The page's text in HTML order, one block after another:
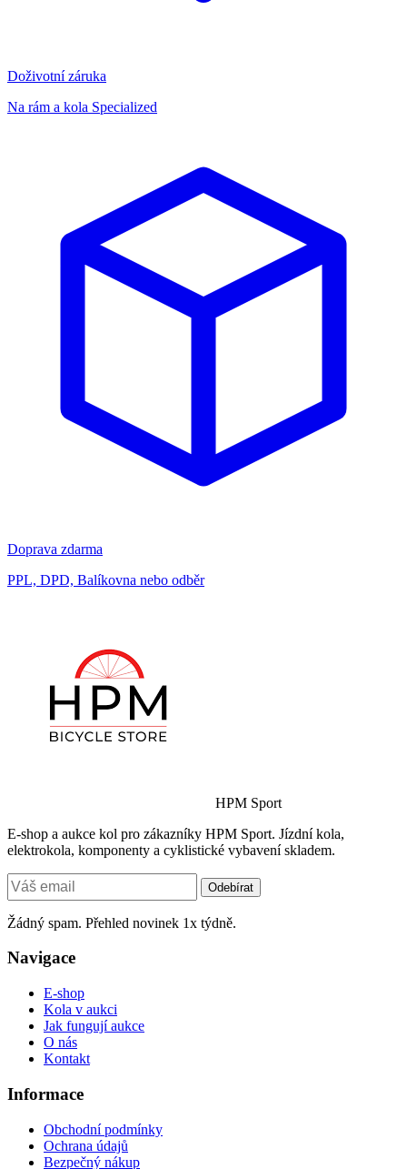
Doživotní záruka
Na rám a kola Specialized
Doprava zdarma
PPL, DPD, Balíkovna nebo odběr
HPM Sport
E-shop a aukce kol pro zákazníky HPM Sport. Jízdní kola,
elektrokola, komponenty a cyklistické vybavení skladem.
Odebírat
Žádný spam. Přehled novinek 1x týdně.
Navigace
E-shop
Kola v aukci
Jak fungují aukce
O nás
Kontakt
Informace
Obchodní podmínky
Ochrana údajů
Bezpečný nákup